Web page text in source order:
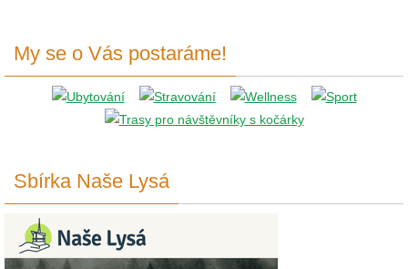
My se o Vás postaráme!
Sbírka Naše Lysá